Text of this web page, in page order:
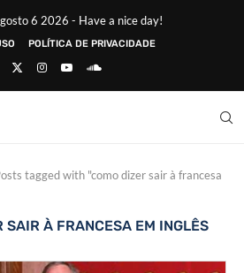
6 2026 - Have a nice day!
POLÍTICA DE PRIVACIDADE
tagged with "como dizer sair à francesa
SAIR À FRANCESA EM INGLÊS